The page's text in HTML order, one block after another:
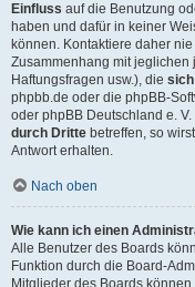
Einfluss auf die Benutzung
haben und dafür in keiner
können. Kontaktiere daher
Zusammenhang mit
Haftungsfragen usw.), die
phpbb.de oder die phpBB-
oder phpBB Deutschland e.
durch Dritte betreffen, so
Antwort erhalten.
Nach oben
Wie kann ich einen
Alle Benutzer des Boards
Funktion durch die Board-
Mitglieder des Boards können